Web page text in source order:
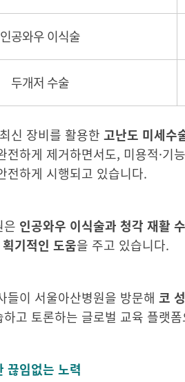
인공와우 이식술
두개저 수술
신 장비를 활용한 고난도 미세수
전하게 제거하면서도, 미용적·
전하게 시행되고 있습니다.
은 인공와우 이식술과 청각 재활
기적인 도움을 주고 있습니다.
들이 서울아산병원을 방문해 코
고 토론하는 글로벌 교육 플랫
끊임없는 노력